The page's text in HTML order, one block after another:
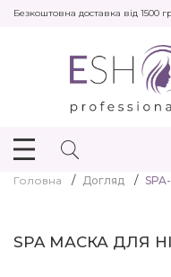
Безкоштовна доставка від 1500
Головна Догляд
SPA МАСКА ДЛЯ